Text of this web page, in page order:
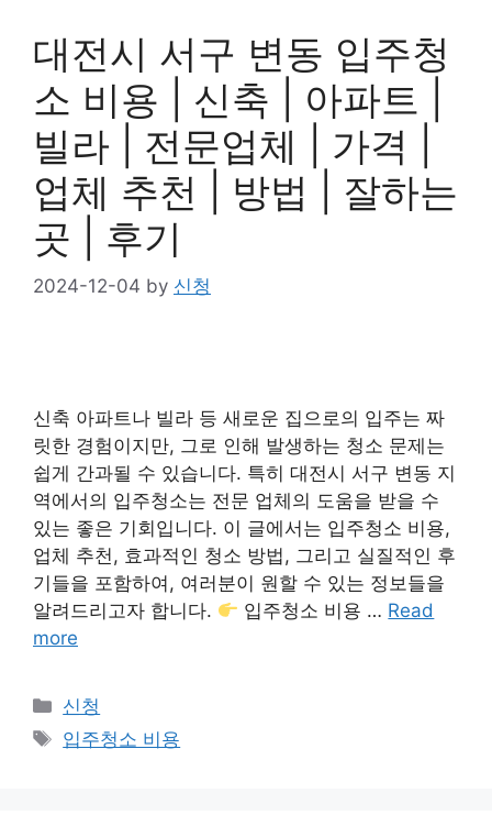
대전시 서구 변동 입주청
소 비용 | 신축 | 아파트 |
빌라 | 전문업체 | 가격 |
업체 추천 | 방법 | 잘하는
곳 | 후기
2024-12-04 by 신청
신축 아파트나 빌라 등 새로운 집으로의 입주는 짜
릿한 경험이지만, 그로 인해 발생하는 청소 문제는
쉽게 간과될 수 있습니다. 특히 대전시 서구 변동 지
역에서의 입주청소는 전문 업체의 도움을 받을 수
있는 좋은 기회입니다. 이 글에서는 입주청소 비용,
업체 추천, 효과적인 청소 방법, 그리고 실질적인 후
기들을 포함하여, 여러분이 원할 수 있는 정보들을
알려드리고자 합니다.
입주청소 비용 … Read
more
Categories
신청
Tags
입주청소 비용